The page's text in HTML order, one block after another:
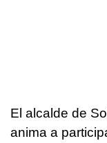
El alcalde de
anima a